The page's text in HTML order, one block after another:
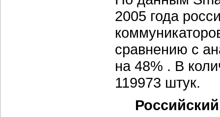
2005 года
сравнению с
на 48% . В
119973 штук.